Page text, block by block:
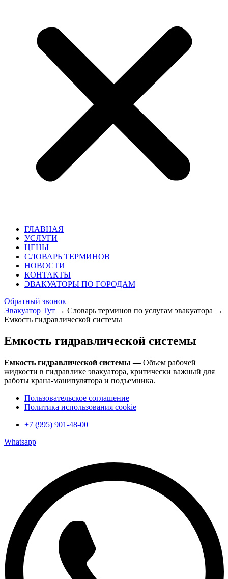
ГЛАВНАЯ
УСЛУГИ
ЦЕНЫ
СЛОВАРЬ ТЕРМИНОВ
НОВОСТИ
КОНТАКТЫ
ЭВАКУАТОРЫ ПО ГОРОДАМ
Обратный звонок
Эвакуатор Тут → Словарь терминов по услугам эвакуатора →
Емкость гидравлической системы
Емкость гидравлической системы
Емкость гидравлической системы —Объем рабочей
жидкости в гидравлике эвакуатора, критически важный для
работы крана-манипулятора и подъемника.
Пользовательское соглашение
Политика использования cookie
+7 (995) 901-48-00
Whatsapp